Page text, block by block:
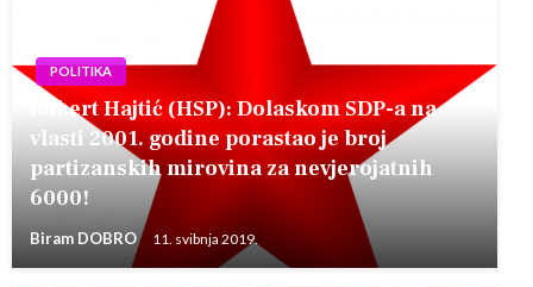
POLITIKA
Robert Hajtić (HSP): Dolaskom SDP-a na
vlasti 2001. godine porastao je broj
partizanskih mirovina za nevjerojatnih
6000!
Biram DOBRO 11. svibnja 2019.